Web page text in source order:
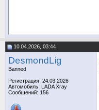
10.04.2026, 03:44
DesmondLig
Banned
Регистрация: 24.03.2026
Автомобиль: LADA Xray
Сообщений: 156